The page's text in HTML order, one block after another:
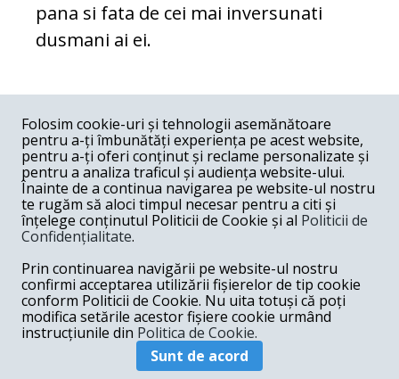
pana si fata de cei mai inversunati
dusmani ai ei.
COMENTARII
Nume
Email
Postează comentariu
Folosim cookie-uri și tehnologii asemănătoare
pentru a-ți îmbunătăți experiența pe acest website,
pentru a-ți oferi conținut și reclame personalizate și
pentru a analiza traficul și audiența website-ului.
Înainte de a continua navigarea pe website-ul nostru
te rugăm să aloci timpul necesar pentru a citi și
înțelege conținutul Politicii de Cookie și al Politicii de
Confidențialitate.
Prin continuarea navigării pe website-ul nostru
confirmi acceptarea utilizării fișierelor de tip cookie
conform Politicii de Cookie. Nu uita totuși că poți
modifica setările acestor fișiere cookie urmând
instrucțiunile din Politica de Cookie.
Sunt de acord